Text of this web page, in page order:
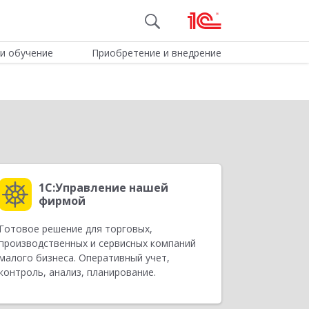
обучение Приобретение и внедрение
1С:Управление нашей
фирмой
решение для торговых,
и сервисных компаний
бизнеса. Оперативный учет,
анализ, планирование.